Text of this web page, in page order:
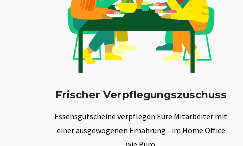
Frischer Verpflegungszuschuss
Essensgutscheine verpflegen Eure Mitarbeiter mit
einer ausgewogenen Ernährung - im Home Office